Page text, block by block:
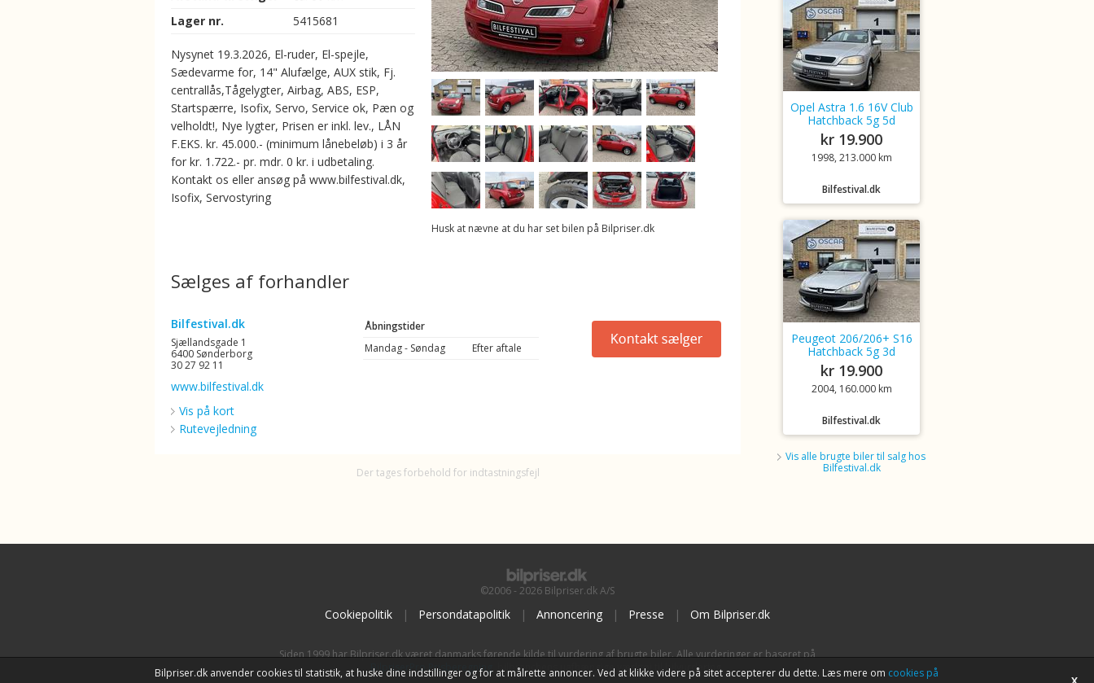
Lager nr.
5415681
Nysynet 19.3.2026, El-ruder, El-spejle,
Sædevarme for, 14" Alufælge, AUX stik, Fj.
centrallås,Tågelygter, Airbag, ABS, ESP,
Startspærre, Isofix, Servo, Service ok, Pæn og
velholdt!, Nye lygter, Prisen er inkl. lev., LÅN
F.EKS. kr. 45.000.- (minimum lånebeløb) i 3 år
for kr. 1.722.- pr. mdr. 0 kr. i udbetaling.
Kontakt os eller ansøg på www.bilfestival.dk,
Isofix, Servostyring
Husk at nævne at du har set bilen på Bilpriser.dk
Sælges af forhandler
Bilfestival.dk
Sjællandsgade 1
6400 Sønderborg
30 27 92 11
www.bilfestival.dk
Vis på kort
Rutevejledning
Åbningstider
Mandag - Søndag
Efter aftale
Der tages forbehold for indtastningsfejl
Opel Astra 1.6 16V Club
Hatchback 5g 5d
kr 19.900
1998, 213.000 km
Bilfestival.dk
Peugeot 206/206+ S16
Hatchback 5g 3d
kr 19.900
2004, 160.000 km
Bilfestival.dk
Vis alle brugte biler til salg hos
Bilfestival.dk
©2006 - 2026 Bilpriser.dk A/S
Cookiepolitik | Persondatapolitik | Annoncering | Presse | Om Bilpriser.dk
Siden 1999 har Bilpriser.dk været danmarks førende kilde til vurdering af brugte biler. Alle vurderinger er baseret på
BilpriserPro Prisberegning
, bilbranchens uafhængige værktøj til bilvurdering.
Bilpriser.dk anvender cookies til statistik, at huske dine indstillinger og for at målrette annoncer. Ved at klikke videre på sitet accepterer du dette. Læs mere om cookies på